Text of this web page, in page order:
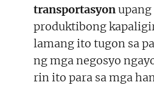
transportasyon
produktibong
lamang ito tugon sa
ng mga negosyo
rin ito para sa mga